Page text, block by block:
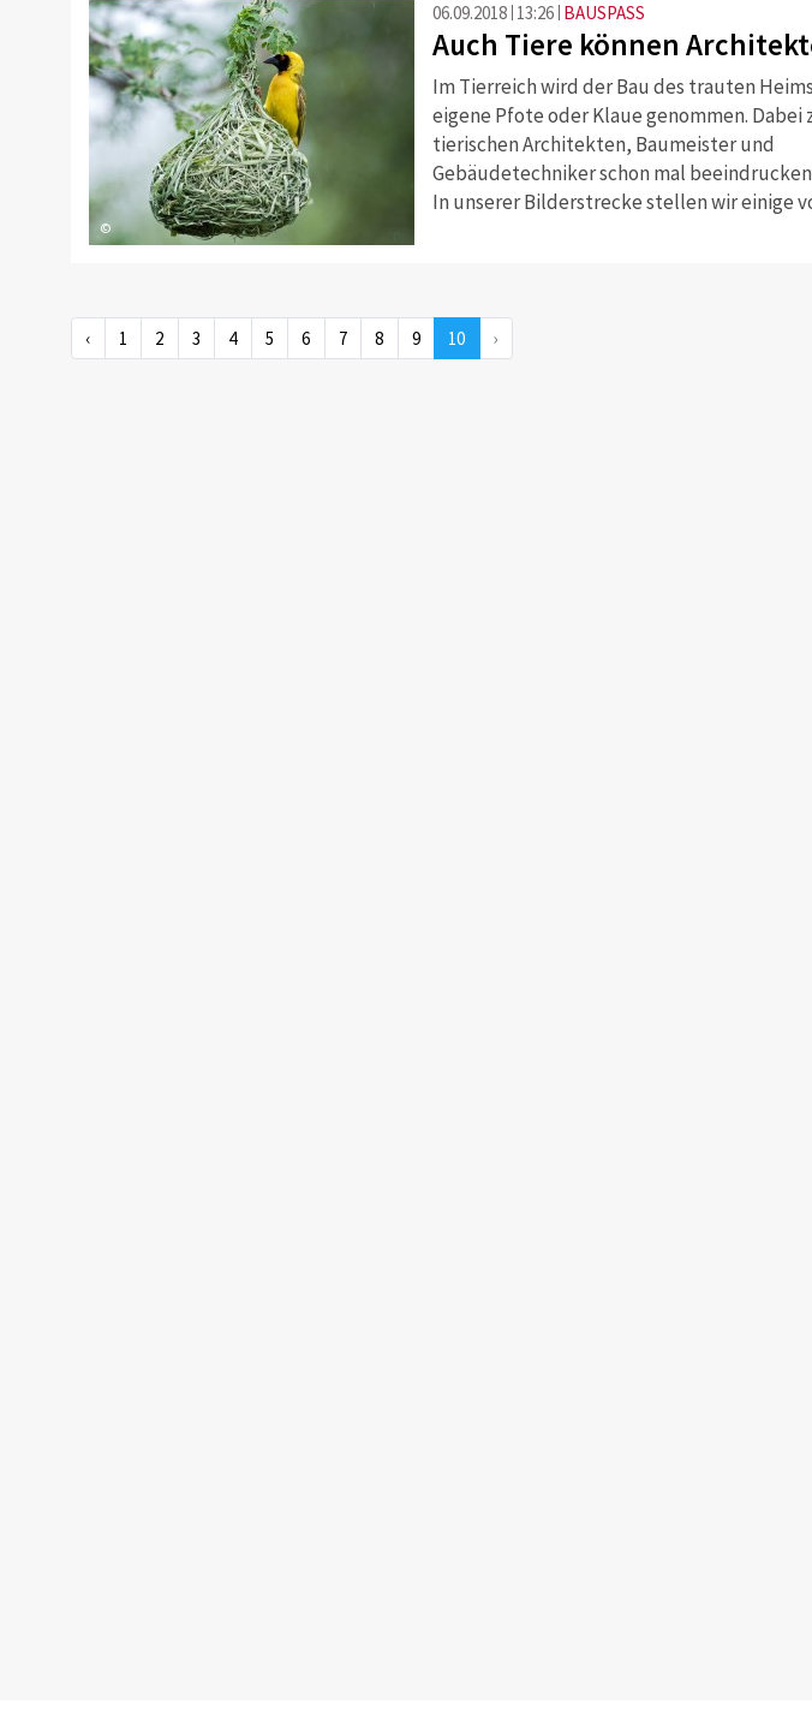
©
06.09.2018 13:26 BAUSPASS
Auch Tiere können
Im Tierreich wird der Bau des trauten
eigene Pfote oder Klaue genommen. Dabei
tierischen Architekten, Baumeister und
Gebäudetechniker schon mal
In unserer Bilderstrecke stellen wir einige
‹ 1 2 3 4 5 6 7 8 9 10 ›